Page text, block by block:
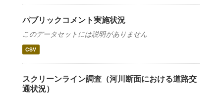
パブリックコメント実施状況
このデータセットには説明がありません
CSV
スクリーンライン調査（河川断面における道路交
通状況）